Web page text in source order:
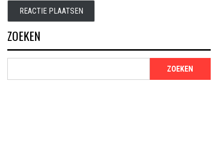
ZOEKEN
ZOEKEN